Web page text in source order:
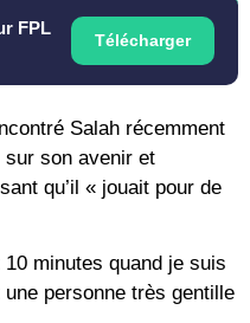
FPL
Télécharger
Salah récemment
son avenir et
qu’il « jouait pour de
minutes quand je suis
personne très gentille